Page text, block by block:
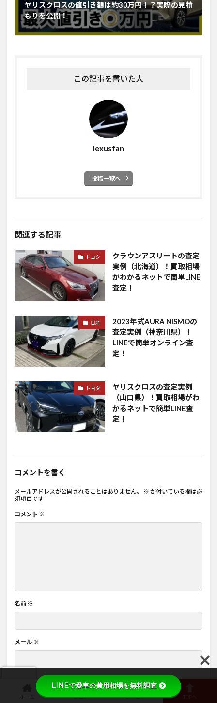
ヤリスクロスの値引き額は約30万円！？実際の見積
もりを公開！
この記事を書いた人
lexusfan
投稿一覧へ
関連する記事
トヨタ
クラウンアスリートの査定
実例（北海道）！買取相場
がわかるネットで簡単LINE
査定！
日産
2023年式AURA NISMOの
査定実例（神奈川県）！
LINEで簡単オンライン査
定！
トヨタ
ヤリスクロスの査定実例
（山口県）！買取相場がわ
かるネットで簡単LINE査
定！
コメントを書く
メールアドレスが公開されることはありません。 ※ が付いている欄は必
須項目です
コメント ※
名前 ※
メール ※
シェア メニュー
LINEで愛車の費用相場を無料調査